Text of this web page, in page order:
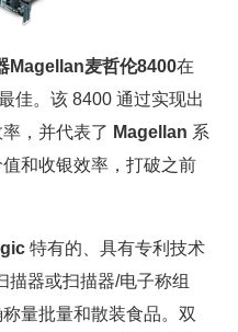
Magellan麦哲伦8400在
佳。该 8400 通过实现出
，并代表了 Magellan 系
和收银效率，打破之前
特有的、具有专利技术
描器或扫描器/电子称组
量批量和散装食品。双